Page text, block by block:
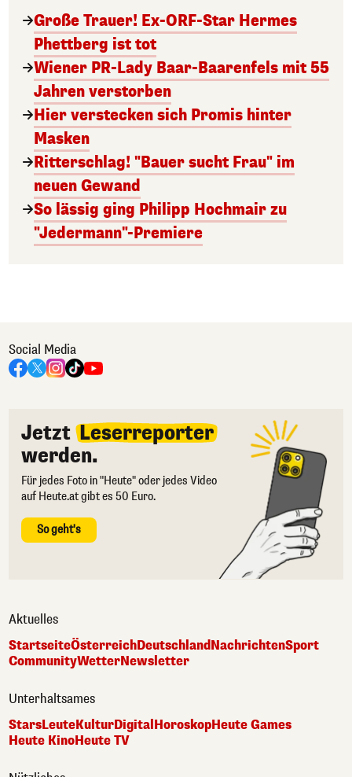
Große Trauer! Ex-ORF-Star Hermes
Phettberg ist tot
Wiener PR-Lady Baar-Baarenfels mit 55
Jahren verstorben
Hier verstecken sich Promis hinter
Masken
Ritterschlag! "Bauer sucht Frau" im
neuen Gewand
So lässig ging Philipp Hochmair zu
"Jedermann"-Premiere
Social Media
Jetzt Leserreporter
werden.
Für jedes Foto in "Heute" oder jedes Video
auf Heute.at gibt es 50 Euro.
So geht's
Aktuelles
StartseiteÖsterreichDeutschlandNachrichtenSport
CommunityWetterNewsletter
Unterhaltsames
StarsLeuteKulturDigital HoroskopHeute Games
Heute KinoHeute TV